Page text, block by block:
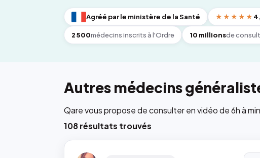
Agréé par le ministère de la Santé ★★★★★
2 500médecins inscrits à l'Ordre 10 millionsde
Autres médecins
Qare vous propose de consulter en vidéo de 6h à
108 résultats trouvés